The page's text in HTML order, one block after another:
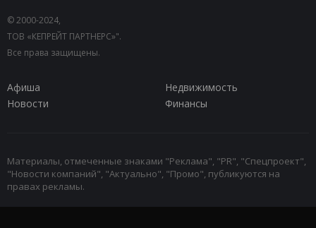
© 2000-2024,
ТОВ «КЕПРЕЙТ ПАРТНЕРС»".
Все права защищены.
Афиша
Недвижимость
Новости
Финансы
Материалы, отмеченные знаками "Реклама", "PR", "Спецпроект",
"Новости компаний", "Актуально", "Промо", публикуются на
правах рекламы.